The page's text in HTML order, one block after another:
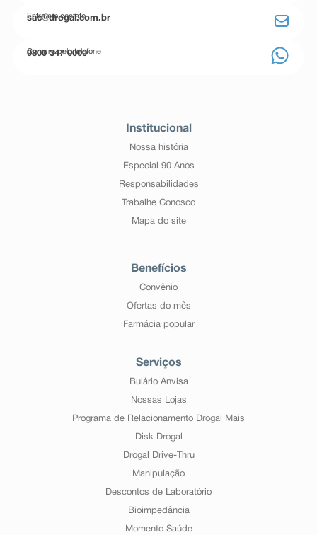
Entre em contato
sac@drogal.com.br
Compre pelo telefone
0800 347 0000
Institucional
Nossa história
Especial 90 Anos
Responsabilidades
Trabalhe Conosco
Mapa do site
Benefícios
Convênio
Ofertas do mês
Farmácia popular
Serviços
Bulário Anvisa
Nossas Lojas
Programa de Relacionamento Drogal Mais
Disk Drogal
Drogal Drive-Thru
Manipulação
Descontos de Laboratório
Bioimpedância
Momento Saúde